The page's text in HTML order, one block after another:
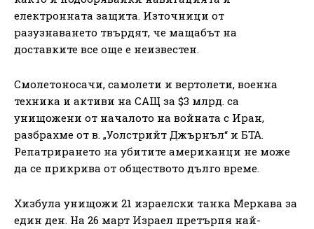
електронната защита. Източници от
разузнаването твърдят, че мащабът на
доставките все още е неизвестен.
Смолетоносачи, самолети и вертолети, военна
техника и активи на САЩ за $3 млрд. са
унищожени от началото на войната с Иран,
разбрахме от в. „Уолстрийт Джърнъл“ и БТА.
Репатрирането на убитите американци не може
да се прикрива от обществото дълго време.
Хизбула унищожи 21 израелски танка Меркава за
един ден. На 26 март Израел претърпя най-